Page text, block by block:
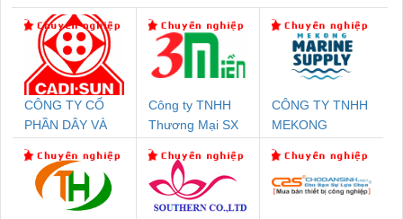
CÔNG TY CỔ
PHẦN DÂY VÀ
THƯỢNG ĐÌNH
Công ty TNHH
Thương Mại SX
CÔNG TY TNHH
MEKONG
SUPPLY